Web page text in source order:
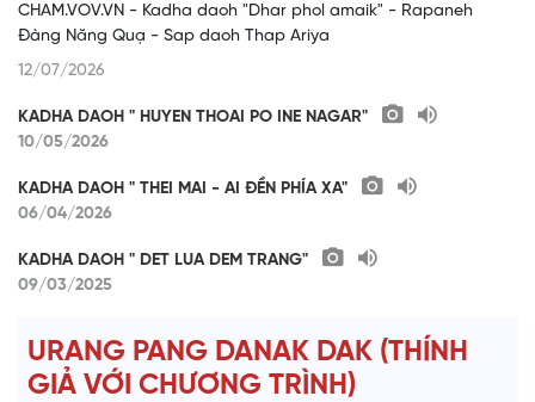
CHAM.VOV.VN - Kadha daoh "Dhar phol amaik" - Rapaneh
Đàng Năng Quạ - Sap daoh Thap Ariya
12/07/2026
KADHA DAOH " HUYEN THOAI PO INE NAGAR"
10/05/2026
KADHA DAOH " THEI MAI - AI ĐỀN PHÍA XA"
06/04/2026
KADHA DAOH " DET LUA DEM TRANG"
09/03/2025
URANG PANG DANAK DAK (THÍNH
GIẢ VỚI CHƯƠNG TRÌNH)